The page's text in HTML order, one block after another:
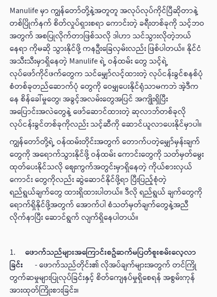
Manulife မှာ ကျွန်တော်တို့နဲ့အတူတူ အလုပ်လုပ်ကိုင်ပြီဆိုတာနဲ့
တစ်ပြိုက်နက် စိတ်လှုပ်ရှားစရာ ကောင်းတဲ့ ခရီးတစ်ခုကို သင့်ဘဝ
အတွက် အစပြုလိုက်တာဖြစ်သလို ဒါဟာ သင်သွားလိုတဲ့ဘယ်
နေရာ ကိုမဆို သွားနိုင်ဖို့ ကနဦးခြေလှမ်းလည်း ဖြစ်ပါတယ်။ နိုင်ငံ
အသီးသီးမှာရှိနေတဲ့ Manulife ရဲ့ ဝန်ထမ်း တွေ သင့်ရဲ့
လုပ်ဖော်ကိုင်ဖက်တွေက သင်မျှော်လင့်ထားတဲ့ လုပ်ငန်းခွင်စနစ်ပုံ
စံတစ်ခုတည်ဆောက်ပုံ တွေကို ဝေမျှပေးနိုင်ရုံသာမကဘဲ အဲ့ဒီက
နေ စိန်ခေါ်မှုတွေ၊ အခွင့်အလမ်းတွေအပြင် အကျိုးရှိပြီး
အပြောင်းအလဲတွေနဲ့ ဖော်ဆောင်ထားတဲ့ ဆုလာဘ်တစ်ခုလို
လုပ်ငန်းခွင်တစ်ခုကိုလည်း သင့်ဆီကို ဆောင်ယူလာပေးနိုင်မှာပါ။
ကျွန်တော်တို့ရဲ့ ဝန်ထမ်းတိုင်းအတွက် တောက်ပတဲ့မျှော်မှန်းချက်
တွေကို အရောက်သွားနိုင်ဖို့ ဝန်ထမ်း ကောင်းတွေကို သတ်မှတ်မွေး
ထုတ်ပေးနိုင်သလို စျေးကွက်အတွင်းမှာရှိနေတဲ့ ကိုယ်စားလှယ်
ကောင်း တွေကိုလည်း ဆွဲဆောင်နိုင်ဖို့ရာ ပြီးပြည့်စုံတဲ့
ရည်ရွယ်ချက်တွေ ထားရှိထားပါတယ်။ ဒီလို ရည်ရွယ် ချက်တွေကို
ရောက်ရှိနိုင်ဖို့အတွက် အောက်ပါ စံသတ်မှတ်ချက်တွေနဲ့အညီ
လိုက်နာပြီး ဆောင်ရွက် လျက်ရှိနေပါတယ်။
1. ဖောက်သည်များအကြောင်းစဥ်ဆက်မပြတ်စူးစမ်းလေ့လာ
ခြင်း
- ဖောက်သည်တိုင်း၏ လိုအပ်ချက်များအတွက် တင်ကြို
တွက်ဆမှုများပြုလုပ်ခြင်းနှင့် စိတ်ကျေနပ်မှုရှိစေရန် အစွမ်းကုန်
အားထုတ်ကြိုးစားခြင်း။